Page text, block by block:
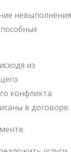
невыполнения
из
конфликта
в договоре.